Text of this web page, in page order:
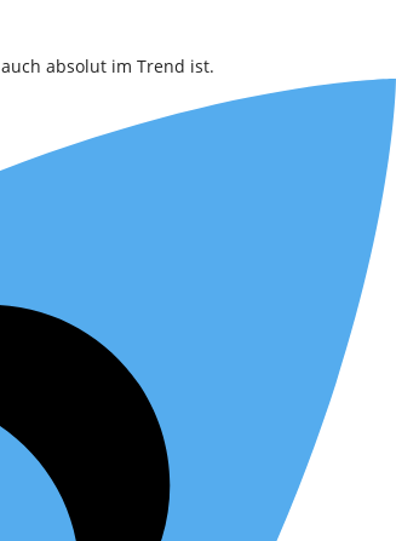
absolut im Trend ist.